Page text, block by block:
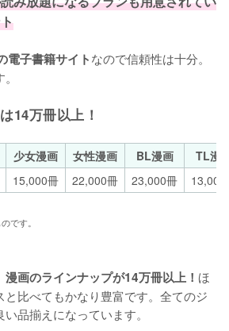
電子書籍サイトなので信頼性は十分。
14万冊以上！
少女漫画 女性漫画 BL漫画
TL漫
15,000冊 22,000冊 23,000冊 13,000
です。
漫画のラインナップが14万冊以上！ ほ
比べてもかなり豊富です。全てのジ
品揃えになっています。